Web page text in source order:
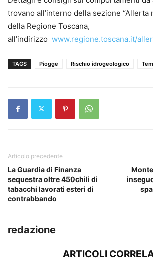
trovano all’interno della sezione “Allerta
della Regione Toscana,
all’indirizzo www.regione.toscana.it/
TAGS Piogge Rischio idrogeologico
Articolo precedente
La Guardia di Finanza
sequestra oltre 450chili di
tabacchi lavorati esteri di
contrabbando
redazione
ARTICOLI